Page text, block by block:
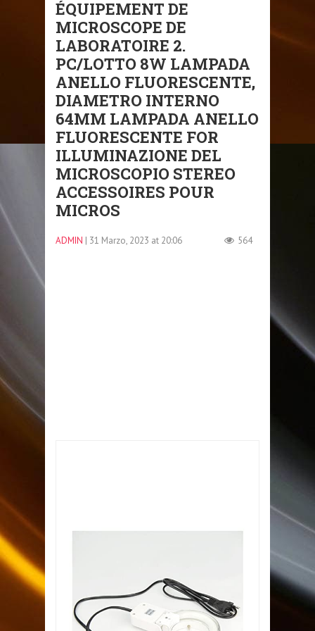
ÉQUIPEMENT DE
MICROSCOPE DE
LABORATOIRE 2.
PC/LOTTO 8W LAMPADA
ANELLO FLUORESCENTE,
DIAMETRO INTERNO
64MM LAMPADA ANELLO
FLUORESCENTE FOR
ILLUMINAZIONE DEL
MICROSCOPIO STEREO
ACCESSOIRES POUR
MICROS
ADMIN | 31 Marzo, 2023 at 20:06 564